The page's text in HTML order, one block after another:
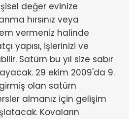
değer evinize
hırsınız veya
vermeniz halinde
yapısı, işlerinizi ve
Satürn bu yıl size sabır
29 ekim 2009'da 9.
olan satürn
almanız için gelişim
Kovaların